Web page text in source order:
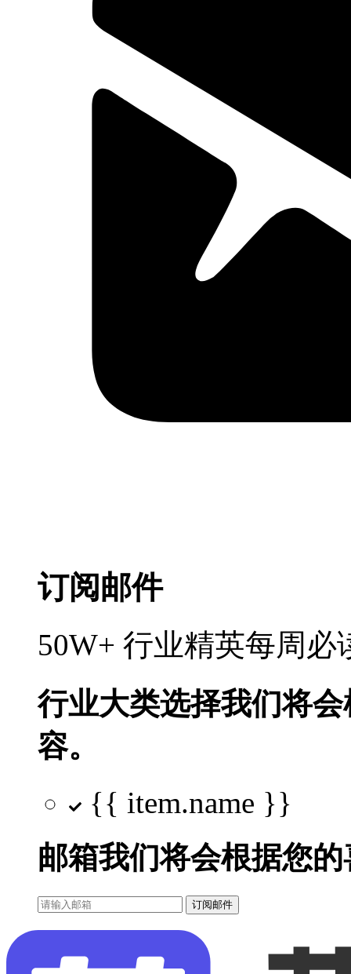
订阅邮件
50W+ 行业精英每周
行业大类选择我们将
容。
{{ item.name }}
邮箱我们将会根据您
订阅邮件